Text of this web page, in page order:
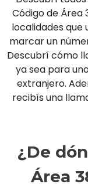
Código de Área
localidades que
marcar un
Descubrí cómo
ya sea para
extranjero.
recibís una
¿De
Área